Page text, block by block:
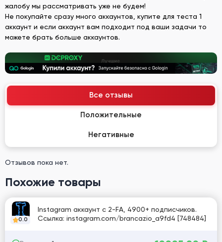
жалобу мы рассматривать уже не будем!
Не покупайте сразу много аккаунтов, купите для теста 1
аккаунт и если аккаунт вам подходит под ваши задачи то
можете брать больше аккаунтов.
Все отзывы
Положительные
Негативные
Отзывов пока нет.
Похожие товары
0.0
Instagram аккаунт с 2-FA, 4900+ подписчиков.
Ссылка: instagram.com/brancazio_a9fd4 [748484]